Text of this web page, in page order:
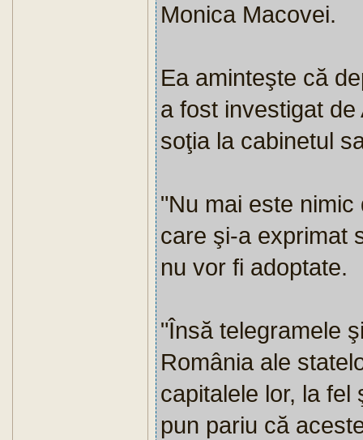
Monica Macovei.
Ea aminteşte că
a fost investigat
soţia la cabinetul
"Nu mai este
care şi-a exprimat
nu vor fi adoptate.
"Însă telegramele
România ale
capitalele lor, la fel
pun pariu că